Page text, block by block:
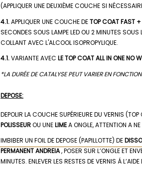
(APPLIQUER UNE DEUXIÈME COUCHE SI
4.1.APPLIQUER UNE COUCHE DETOP COAT FAST +
SECONDES SOUS LAMPE LED OU 2 MINUTES SOUS
COLLANT AVEC L'ALCOOL ISOPROPYLIQUE.
4.1.VARIANTE AVEC LE TOP COAT ALL IN ONE NO
*LA DURÉE DE CATALYSE PEUT VARIER EN
DEPOSE:
DEPOLIR LA COUCHE SUPÉRIEURE DU VERNIS
POLISSEUROU UNELIMEA ONGLE, ATTENTION A NE
IMBIBER UN FOIL DE DEPOSE (PAPILLOTTE) DE
PERMANENT ANDREIA, POSER SUR L’ONGLE ET
MINUTES. ENLEVER LES RESTES DE VERNIS Á